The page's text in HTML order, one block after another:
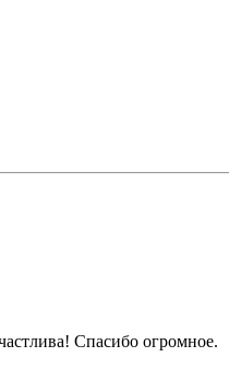
Спасибо огромное.